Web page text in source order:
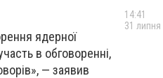
ядерної
в обговоренні,
— заявив
14:41
31 липня